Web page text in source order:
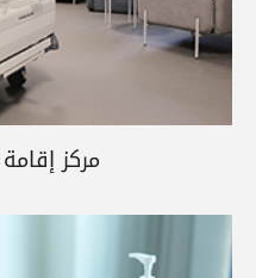
مركز